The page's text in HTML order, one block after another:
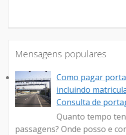
Mensagens populares
Como pagar
incluindo
Consulta de
Quanto tempo
passagens? Onde posso e